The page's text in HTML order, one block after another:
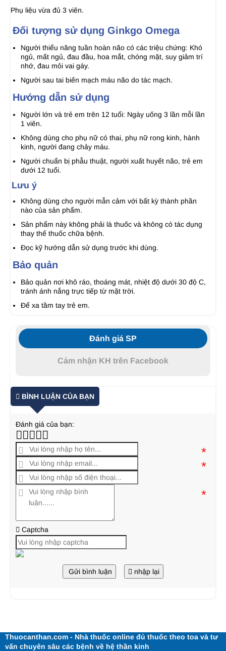
Phụ liệu vừa đủ 3 viên.
Đối tượng sử dụng Ginkgo Omega
Người thiểu năng tuần hoàn não có các triệu chứng: Khó
ngủ, mất ngủ, đau đầu, hoa mắt, chóng mặt, suy giảm trí
nhớ, đau mỏi vai gáy.
Người sau tai biến mạch máu não do tác mạch.
Hướng dẫn sử dụng
Người lớn và trẻ em trên 12 tuổi: Ngày uống 3 lần mỗi lần
1 viên.
Không dùng cho phụ nữ có thai, phụ nữ rong kinh, hành
kinh, người đang chảy máu.
Người chuẩn bị phẫu thuật, người xuất huyết não, trẻ em
dưới 12 tuổi.
Lưu ý
Không dùng cho người mẫn cảm với bất kỳ thành phần
nào của sản phẩm.
Sản phẩm này không phải là thuốc và không có tác dụng
thay thế thuốc chữa bệnh.
Đọc kỹ hướng dẫn sử dụng trước khi dùng.
Bảo quản
Bảo quản nơi khô ráo, thoáng mát, nhiệt độ dưới 30 độ C,
tránh ánh nắng trực tiếp từ mặt trời.
Để xa tầm tay trẻ em.
Đánh giá SP
Cảm nhận KH trên Facebook
BÌNH LUẬN CỦA BẠN
Đánh giá của bạn:
*
*
*
Captcha
Gửi bình luận nhập lại
Thuocanthan.com - Nhà thuốc online đủ thuốc theo toa và tư
vấn chuyên sâu các bệnh về hệ thần kinh